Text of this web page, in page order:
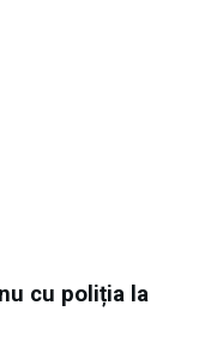
cu poliția la